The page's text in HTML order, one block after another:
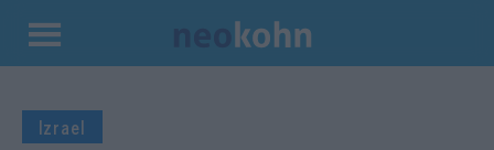
Kilépés
tartalomba
Izrael